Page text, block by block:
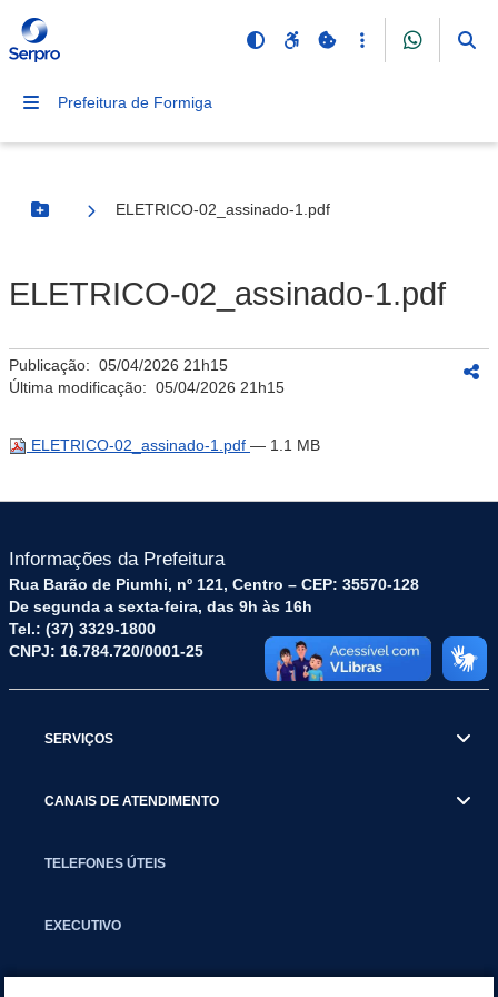
Prefeitura de Formiga
Botão Menu
ELETRICO-02_assinado-1.pdf
ELETRICO-02_assinado-1.pdf
Publicação: 05/04/2026 21h15
Última modificação: 05/04/2026 21h15
ELETRICO-02_assinado-1.pdf — 1.1 MB
Informações da Prefeitura
Rua Barão de Piumhi, nº 121, Centro – CEP: 35570-128
De segunda a sexta-feira, das 9h às 16h
Tel.: (37) 3329-1800
CNPJ: 16.784.720/0001-25
SERVIÇOS
CANAIS DE ATENDIMENTO
TELEFONES ÚTEIS
EXECUTIVO